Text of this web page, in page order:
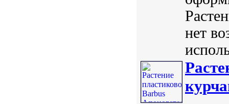
нет